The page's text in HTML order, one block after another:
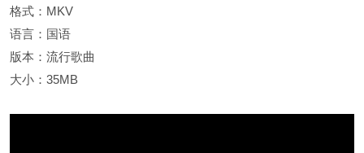
格式：MKV
语言：国语
版本：流行歌曲
大小：35MB